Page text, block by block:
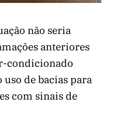
não seria
anteriores
condicionado
de bacias para
com sinais de